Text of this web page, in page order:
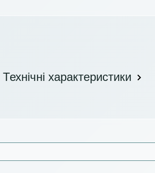
Технічні характеристики